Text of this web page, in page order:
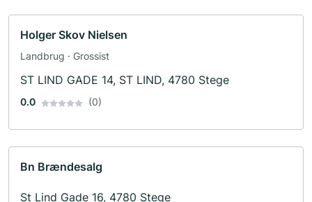
Holger Skov Nielsen
Landbrug · Grossist
ST LIND GADE 14, ST LIND, 4780 Stege
0.0 (0)
Bn Brændesalg
St Lind Gade 16, 4780 Stege